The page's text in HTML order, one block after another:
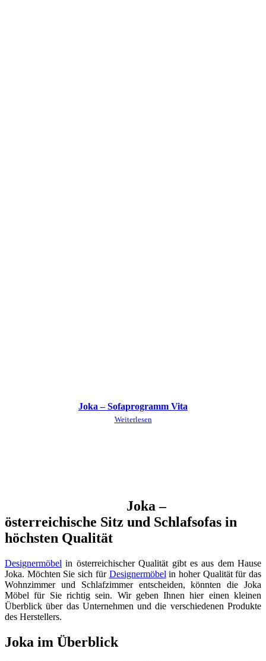
Joka – Sofaprogramm Vita
Weiterlesen
Joka –
österreichische Sitz und Schlafsofas in
höchsten Qualität
Designermöbel in österreichischer Qualität gibt es aus dem Hause
Joka. Möchten Sie sich für Designermöbel in hoher Qualität für das
Wohnzimmer und Schlafzimmer entscheiden, könnten die Joka
Möbel für Sie richtig sein. Wir geben Ihnen hier einen kleinen
Überblick über das Unternehmen und die verschiedenen Produkte
des Herstellers.
Joka im Überblick